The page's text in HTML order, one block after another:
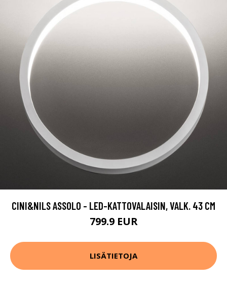
CINI&NILS ASSOLO - LED-KATTOVALAISIN, VALK. 43 CM
799.9 EUR
LISÄTIETOJA